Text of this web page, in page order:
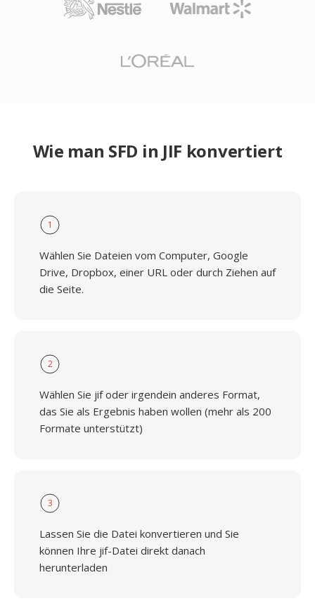
Wie man SFD in JIF konvertiert
1
Wählen Sie Dateien vom Computer, Google
Drive, Dropbox, einer URL oder durch Ziehen auf
die Seite.
2
Wählen Sie jif oder irgendein anderes Format,
das Sie als Ergebnis haben wollen (mehr als 200
Formate unterstützt)
3
Lassen Sie die Datei konvertieren und Sie
können Ihre jif-Datei direkt danach
herunterladen